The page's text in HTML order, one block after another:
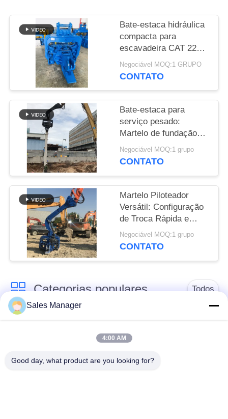
CITAÇÕES
SITEMAP
PRIVACY
POLICY
Bate-estaca hidráulica
compacta para
escavadeira CAT 220 |
Design simplificado e
montagem confiável
Negociável MOQ:1 GRUPO
CONTATO
Bate-estaca para
serviço pesado:
Martelo de fundação
offshore para
instalação eficiente de
Negociável MOQ:1 grupo
CONTATO
Martelo Piloteador
Versátil: Configuração
de Troca Rápida e
Cravação Vibratória
Eficiente de Trilhos de
Negociável MOQ:1 grupo
CONTATO
Categorias populares Todos
hidráulica de pilha
escavadeira montado
pile driver
Martelo vibratório
Motorista de pilha
Sales Manager
4:00 AM
Good day, what product are you looking for?